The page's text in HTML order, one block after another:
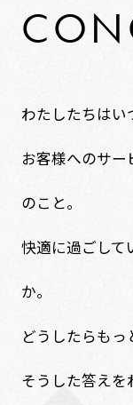
CON
わたしたちはい
お客様へのサー
のこと。
快適に過ごして
か。
どうしたらもっ
そうした答え